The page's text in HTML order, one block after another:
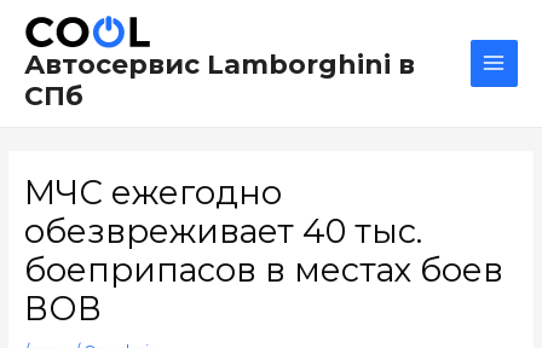
содержимому
Автосервис Lamborghini в
СПб
МЧС ежегодно
обезвреживает 40 тыс.
боеприпасов в местах боев
ВОВ
по
записям